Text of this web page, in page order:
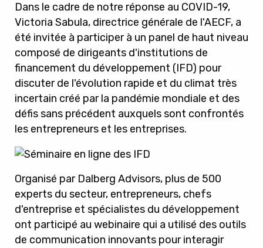
Dans le cadre de notre réponse au COVID-19,
Victoria Sabula, directrice générale de l'AECF, a
été invitée à participer à un panel de haut niveau
composé de dirigeants d'institutions de
financement du développement (IFD) pour
discuter de l'évolution rapide et du climat très
incertain créé par la pandémie mondiale et des
défis sans précédent auxquels sont confrontés
les entrepreneurs et les entreprises.
Organisé par Dalberg Advisors, plus de 500
experts du secteur, entrepreneurs, chefs
d'entreprise et spécialistes du développement
ont participé au webinaire qui a utilisé des outils
de communication innovants pour interagir